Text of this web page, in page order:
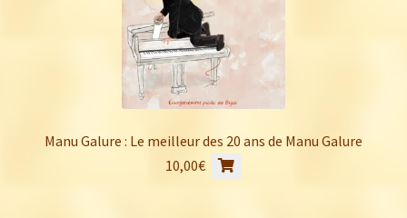
Manu Galure : Le meilleur des 20 ans de Manu Galure
10,00€